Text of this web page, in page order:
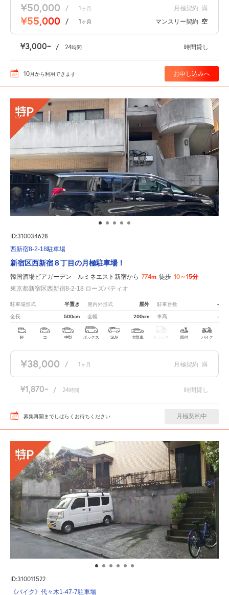
¥50,000 / 1 ヶ月 月極契約 満
¥55,000 / 1ヶ月 マンスリー契約 空
¥3,000 / 24時間 時間貸し
10月 から利用できます お申し込みへ
ID:310034628
西新宿8-2-18駐車場
新宿区西新宿８丁目の月極駐車場！
韓国酒場ビアガーデン ルミネエスト新宿から 774m 徒歩 10～15分
東京都新宿区西新宿8-2-18 ローズパティオ
駐車場形式 平置き 屋内外形式 屋外 駐車台数 -
全長 500cm 全幅 200cm 車高 -
軽 コ 中型 ボックス SUV 大型車 トラック 原付 バイク
¥38,000 / 1 ヶ月 月極契約 満
¥1,870 / 24時間 時間貸し
募集再開までしばらくお待ちください 月極契約中
ID:310011522
《バイク》代々木1-47-7駐車場